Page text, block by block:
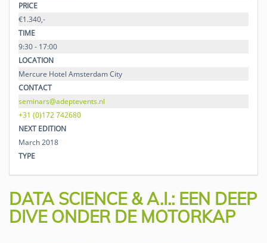
PRICE
€1.340,-
TIME
9:30 - 17:00
LOCATION
Mercure Hotel Amsterdam City
CONTACT
seminars@adeptevents.nl
+31 (0)172 742680
NEXT EDITION
March 2018
TYPE
DATA SCIENCE & A.I.: EEN DEEP
DIVE ONDER DE MOTORKAP